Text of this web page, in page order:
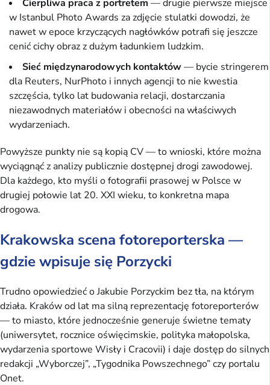
Cierpliwa praca z portretem — drugie pierwsze miejsce
w Istanbul Photo Awards za zdjęcie stulatki dowodzi, że
nawet w epoce krzyczących nagłówków potrafi się jeszcze
cenić cichy obraz z dużym ładunkiem ludzkim.
Sieć międzynarodowych kontaktów— bycie stringerem
dla Reuters, NurPhoto i innych agencji to nie kwestia
szczęścia, tylko lat budowania relacji, dostarczania
niezawodnych materiałów i obecności na właściwych
wydarzeniach.
Powyższe punkty nie są kopią CV — to wnioski, które można
wyciągnąć z analizy publicznie dostępnej drogi zawodowej.
Dla każdego, kto myśli o fotografii prasowej w Polsce w
drugiej połowie lat 20. XXI wieku, to konkretna mapa
drogowa.
Krakowska scena fotoreporterska —
gdzie wpisuje się Porzycki
Trudno opowiedzieć o Jakubie Porzyckim bez tła, na którym
działa. Kraków od lat ma silną reprezentację fotoreporterów
— to miasto, które jednocześnie generuje świetne tematy
(uniwersytet, rocznice oświęcimskie, polityka małopolska,
wydarzenia sportowe Wisły i Cracovii) i daje dostęp do silnych
redakcji „Wyborczej”, „Tygodnika Powszechnego” czy portalu
Onet.